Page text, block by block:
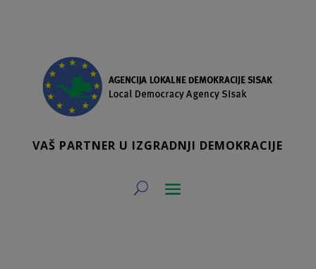
VAŠ PARTNER U IZGRADNJI DEMOKRACIJE